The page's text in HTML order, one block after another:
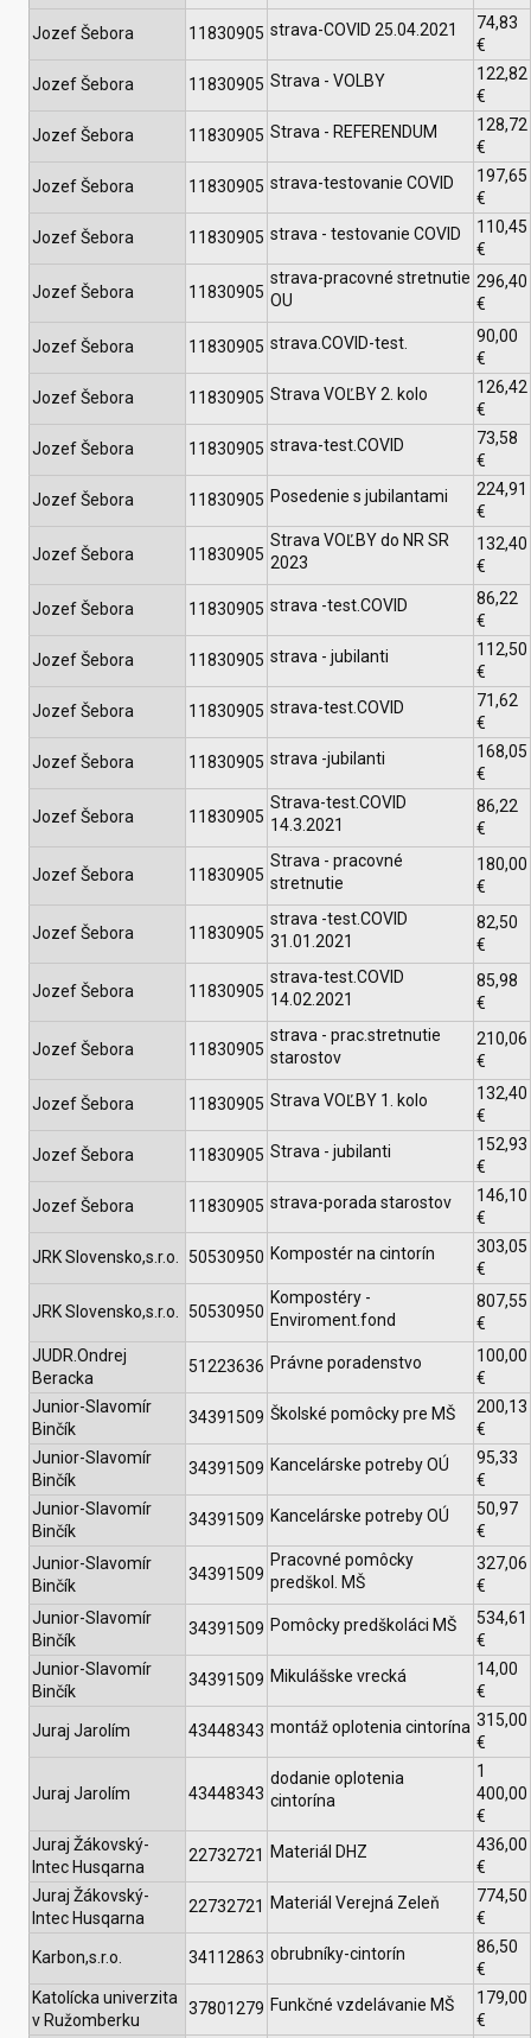
Jozef Šebora 11830905 strava-COVID 25.04.2021
74,83
€
Jozef Šebora 11830905 Strava - VOLBY
122,82
€
Jozef Šebora 11830905 Strava - REFERENDUM
128,72
€
Jozef Šebora 11830905 strava-testovanie COVID
197,65
€
Jozef Šebora 11830905 strava - testovanie COVID
110,45
€
Jozef Šebora 11830905
strava-pracovné stretnutie
OU
296,40
€
Jozef Šebora 11830905 strava.COVID-test.
90,00
€
Jozef Šebora 11830905 Strava VOĽBY 2. kolo
126,42
€
Jozef Šebora 11830905 strava-test.COVID
73,58
€
Jozef Šebora 11830905 Posedenie s jubilantami
224,91
€
Jozef Šebora 11830905
Strava VOĽBY do NR SR
2023
132,40
€
Jozef Šebora 11830905 strava -test.COVID
86,22
€
Jozef Šebora 11830905 strava - jubilanti
112,50
€
Jozef Šebora 11830905 strava-test.COVID
71,62
€
Jozef Šebora 11830905 strava -jubilanti
168,05
€
Jozef Šebora 11830905
Strava-test.COVID
14.3.2021
86,22
€
Jozef Šebora 11830905
Strava - pracovné
stretnutie
180,00
€
Jozef Šebora 11830905
strava -test.COVID
31.01.2021
82,50
€
Jozef Šebora 11830905
strava-test.COVID
14.02.2021
85,98
€
Jozef Šebora 11830905
strava - prac.stretnutie
starostov
210,06
€
Jozef Šebora 11830905 Strava VOĽBY 1. kolo
132,40
€
Jozef Šebora 11830905 Strava - jubilanti
152,93
€
Jozef Šebora 11830905 strava-porada starostov
146,10
€
JRK Slovensko,s.r.o. 50530950 Kompostér na cintorín
303,05
€
JRK Slovensko,s.r.o. 50530950
Kompostéry -
Enviroment.fond
807,55
€
JUDR.Ondrej
Beracka
51223636 Právne poradenstvo
100,00
€
Junior-Slavomír
Binčík
34391509 Školské pomôcky pre MŠ
200,13
€
Junior-Slavomír
Binčík
34391509 Kancelárske potreby OÚ
95,33
€
Junior-Slavomír
Binčík
34391509 Kancelárske potreby OÚ
50,97
€
Junior-Slavomír
Binčík
34391509
Pracovné pomôcky
predškol. MŠ
327,06
€
Junior-Slavomír
Binčík
34391509 Pomôcky predškoláci MŠ
534,61
€
Junior-Slavomír
Binčík
34391509 Mikulášske vrecká
14,00
€
Juraj Jarolím 43448343 montáž oplotenia cintorína 315,00
€
Juraj Jarolím 43448343
dodanie oplotenia
cintorína
1
400,00
€
Juraj Žákovský-
Intec Husqarna
22732721 Materiál DHZ
436,00
€
Juraj Žákovský-
Intec Husqarna
22732721 Materiál Verejná Zeleň
774,50
€
Karbon,s.r.o. 34112863 obrubníky-cintorín
86,50
€
Katolícka univerzita
v Ružomberku
37801279 Funkčné vzdelávanie MŠ
179,00
€